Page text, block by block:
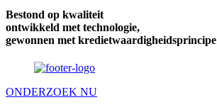
Bestond op kwaliteit
ontwikkeld met technologie,
gewonnen met kredietwaardigheidsprincipe
ONDERZOEK NU